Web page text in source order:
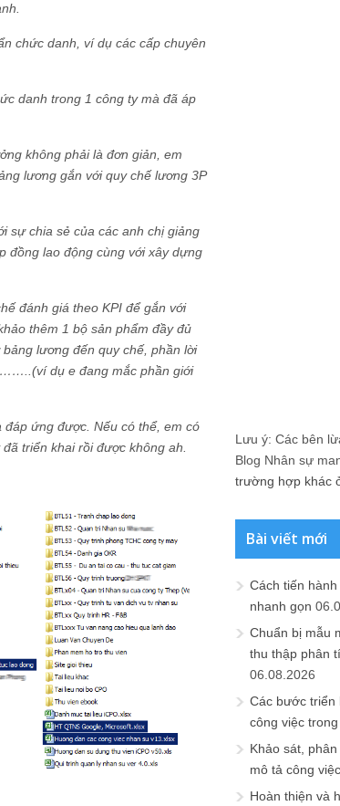
chức danh, ví dụ các cấp chuyên
danh trong 1 công ty mà đã áp
không phải là đơn giản, em
lương gắn với quy chế lương 3P
sự chia sẻ của các anh chị giảng
đồng lao động cùng với xây dựng
đánh giá theo KPI để gắn với
thêm 1 bộ sản phẩm đầy đủ
lương đến quy chế, phần lời
dụ e đang mắc phần giới
ứng được. Nếu có thể, em có
triển khai rồi được không ah.
Lưu ý: Các bên
Blog Nhân sự
trường hợp khác
Bài viết mới
Cách tiến
nhanh gọn
Chuẩn bị mẫu
thu thập phân
06.08.2026
Các bước triển
công việc
Khảo sát,
mô tả công việc
Hoàn thiện và